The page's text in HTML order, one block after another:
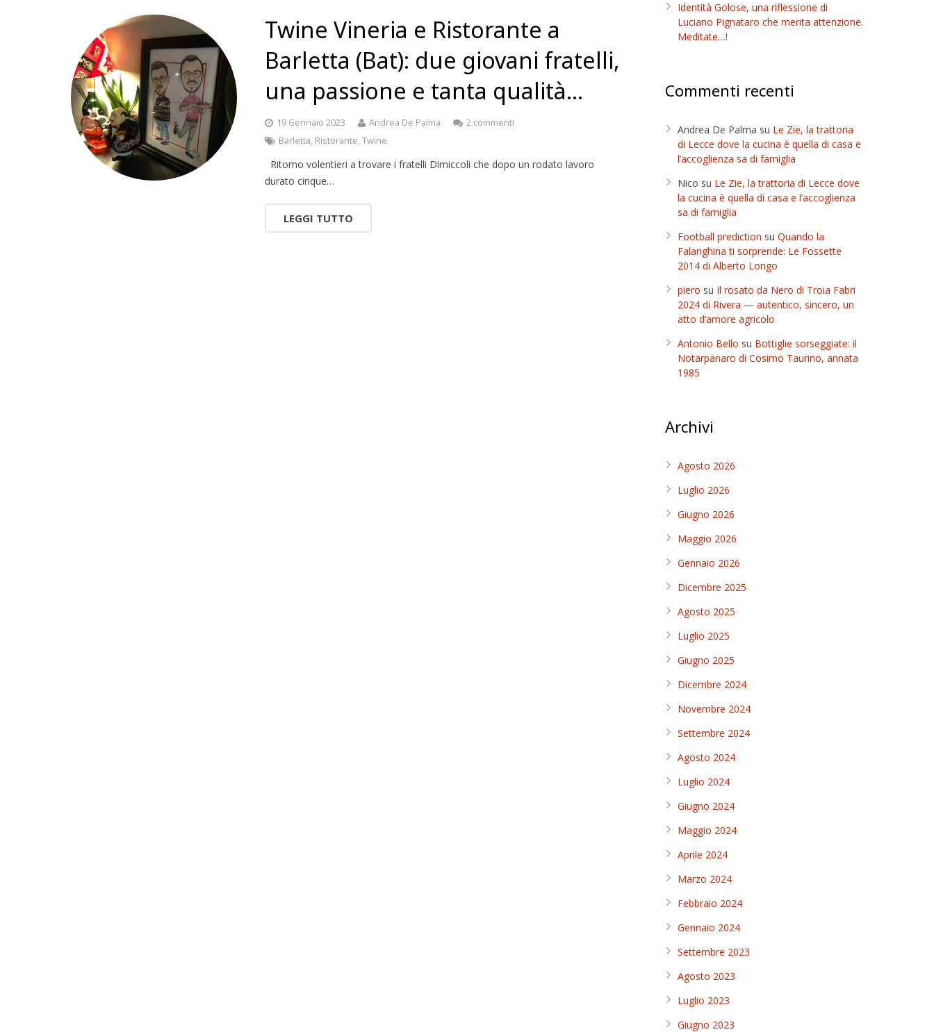
Twine Vineria e Ristorante a
Barletta (Bat): due giovani fratelli,
una passione e tanta qualità…
19 Gennaio 2023 Andrea De Palma
2 commenti
Barletta, Ristorante,Twine
Ritorno volentieri a trovare i fratelli Dimiccoli che dopo un rodato lavoro
durato cinque…
LEGGI TUTTO
Identità Golose, una riflessione di
Luciano Pignataro che merita attenzione.
Meditate…!
Commenti recenti
Andrea De Palma su Le Zie, la trattoria
di Lecce dove la cucina è quella di casa e
l’accoglienza sa di famiglia
Nico su Le Zie, la trattoria di Lecce dove
la cucina è quella di casa e l’accoglienza
sa di famiglia
Football prediction su Quando la
Falanghina ti sorprende: Le Fossette
2014 di Alberto Longo
piero su Il rosato da Nero di Troia Fabri
2024 di Rivera — autentico, sincero, un
atto d’amore agricolo
Antonio Bello su Bottiglie sorseggiate: il
Notarpanaro di Cosimo Taurino, annata
1985
Archivi
Agosto 2026
Luglio 2026
Giugno 2026
Maggio 2026
Gennaio 2026
Dicembre 2025
Agosto 2025
Luglio 2025
Giugno 2025
Dicembre 2024
Novembre 2024
Settembre 2024
Agosto 2024
Luglio 2024
Giugno 2024
Maggio 2024
Aprile 2024
Marzo 2024
Febbraio 2024
Gennaio 2024
Settembre 2023
Agosto 2023
Luglio 2023
Giugno 2023